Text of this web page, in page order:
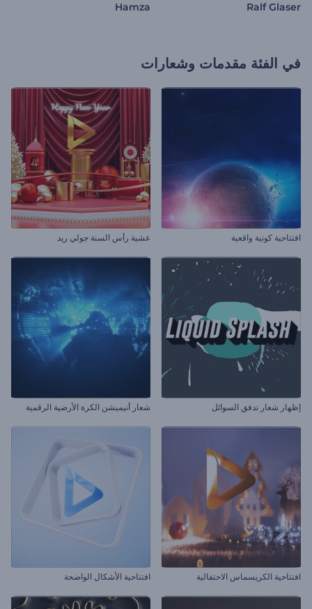
Ralf Glaser
Hamza
في الفئة مقدمات وشعارات
افتتاحية كونية واقعية عشية رأس السنة جولي ريد
إظهار شعار تدفق السوائل شعار أنيميشن الكرة الأرضية الرقمية
افتتاحية الكريسماس الاحتفالية افتتاحية الأشكال الواضحة